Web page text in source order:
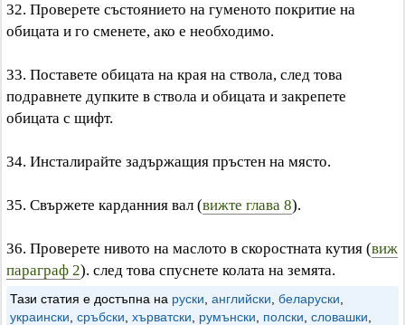
32. Проверете състоянието на гуменото покритие на
обицата и го сменете, ако е необходимо.
33. Поставете обицата на края на ствола, след това
подравнете дупките в ствола и обицата и закрепете
обицата с щифт.
34. Инсталирайте задържащия пръстен на място.
35. Свържете карданния вал (вижте глава 8).
36. Проверете нивото на маслото в скоростната кутия (виж
параграф 2). след това спуснете колата на земята.
Тази статия е достъпна на руски английски беларуски
украински сръбски хърватски румънски полски словашки